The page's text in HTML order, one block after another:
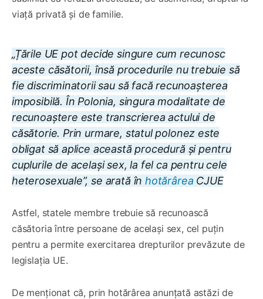
viață privată și de familie.
„Țările UE pot decide singure cum recunosc
aceste căsătorii, însă procedurile nu trebuie să
fie discriminatorii sau să facă recunoașterea
imposibilă. În Polonia, singura modalitate de
recunoaștere este transcrierea actului de
căsătorie. Prin urmare, statul polonez este
obligat să aplice această procedură și pentru
cuplurile de același sex, la fel ca pentru cele
heterosexuale”, se arată în hotărârea CJUE
Astfel, statele membre trebuie să recunoască
căsătoria între persoane de același sex, cel puțin
pentru a permite exercitarea drepturilor prevăzute de
legislația UE.
De menționat că, prin hotărârea anunțată astăzi de